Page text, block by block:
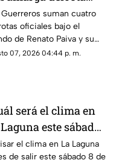
el New York City
Leagues Cup
Guerreros suman cuatro
oficiales bajo el
de Renato Paiva y su
reto será ante el
07, 2026 04:44 p. m.
será el clima en
este sábado
agosto 2026?
el clima en La Laguna
de salir este sábado 8 de